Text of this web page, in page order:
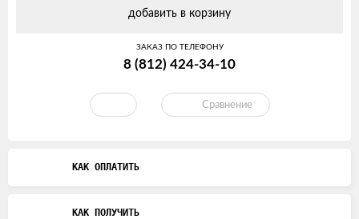
добавить в корзину
ЗАКАЗ ПО ТЕЛЕФОНУ
8 (812) 424-34-10
Сравнение
КАК ОПЛАТИТЬ
КАК ПОЛУЧИТЬ